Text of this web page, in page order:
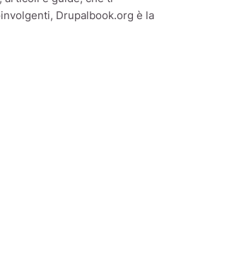
Drupalbook.org è la